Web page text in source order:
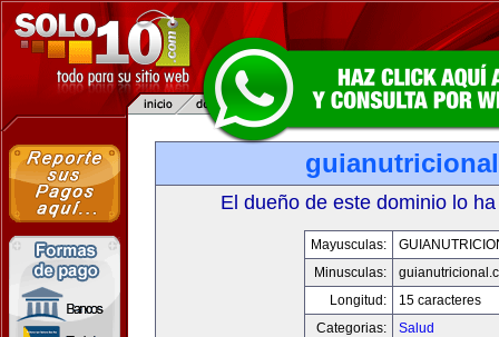
El dueño de este dominio lo
Mayusculas:
Minusculas:
Longitud:
15 caracteres
Categorias:
Salud